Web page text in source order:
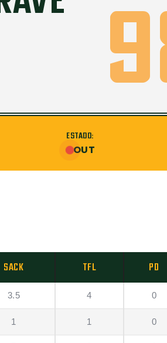
ESTADO:
OUT
SACK TFL PD
3.5 4 0
1 1 0